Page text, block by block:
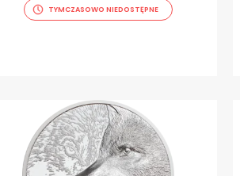
TYMCZASOWO NIEDOSTĘPNE